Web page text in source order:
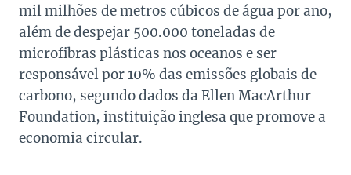
mil milhões de metros cúbicos de água por ano,
além de despejar 500.000 toneladas de
microfibras plásticas nos oceanos e ser
responsável por 10% das emissões globais de
carbono, segundo dados da Ellen MacArthur
Foundation, instituição inglesa que promove a
economia circular.